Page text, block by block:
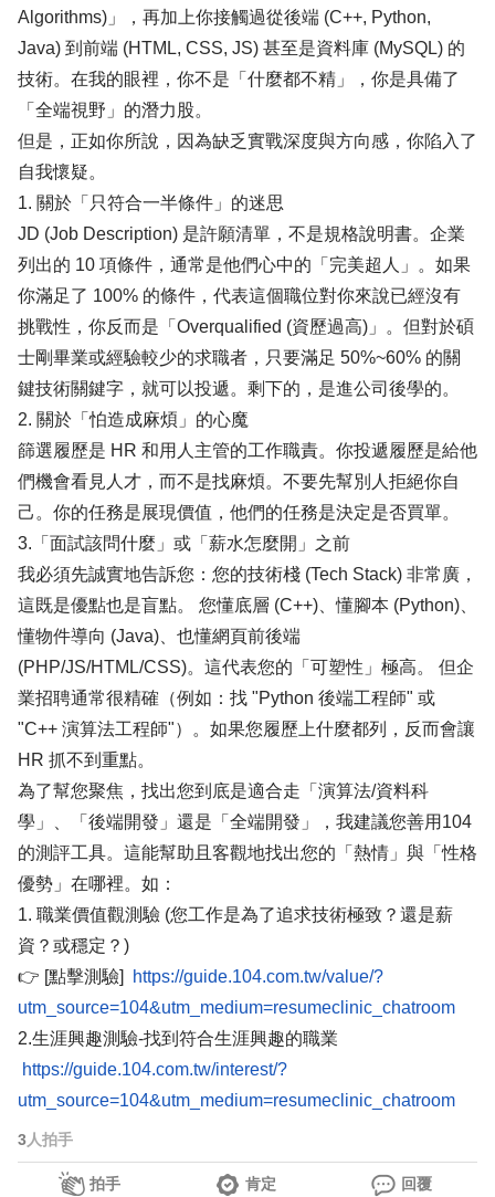
Algorithms)」，再加上你接觸過從後端 (C++, Python,
Java) 到前端 (HTML, CSS, JS) 甚至是資料庫 (MySQL) 的
技術。在我的眼裡，你不是「什麼都不精」，你是具備了
「全端視野」的潛力股。
但是，正如你所說，因為缺乏實戰深度與方向感，你陷入了
自我懷疑。
1. 關於「只符合一半條件」的迷思
JD (Job Description) 是許願清單，不是規格說明書。企業
列出的 10 項條件，通常是他們心中的「完美超人」。如果
你滿足了 100% 的條件，代表這個職位對你來說已經沒有
挑戰性，你反而是「Overqualified (資歷過高)」。但對於碩
士剛畢業或經驗較少的求職者，只要滿足 50%~60% 的關
鍵技術關鍵字，就可以投遞。剩下的，是進公司後學的。
2. 關於「怕造成麻煩」的心魔
篩選履歷是 HR 和用人主管的工作職責。你投遞履歷是給他
們機會看見人才，而不是找麻煩。不要先幫別人拒絕你自
己。你的任務是展現價值，他們的任務是決定是否買單。
3.「面試該問什麼」或「薪水怎麼開」之前
我必須先誠實地告訴您：您的技術棧 (Tech Stack) 非常廣，
這既是優點也是盲點。 您懂底層 (C++)、懂腳本 (Python)、
懂物件導向 (Java)、也懂網頁前後端
(PHP/JS/HTML/CSS)。這代表您的「可塑性」極高。 但企
業招聘通常很精確（例如：找 "Python 後端工程師" 或
"C++ 演算法工程師"）。如果您履歷上什麼都列，反而會讓
HR 抓不到重點。
為了幫您聚焦，找出您到底是適合走「演算法/資料科
學」、「後端開發」還是「全端開發」，我建議您善用104
的測評工具。這能幫助且客觀地找出您的「熱情」與「性格
優勢」在哪裡。如：
1. 職業價值觀測驗 (您工作是為了追求技術極致？還是薪
資？或穩定？)
👉 [點擊測驗]
https://guide.104.com.tw/value/?
utm_source=104&utm_medium=resumeclinic_chatroom
2.生涯興趣測驗-找到符合生涯興趣的職業
https://guide.104.com.tw/interest/?
utm_source=104&utm_medium=resumeclinic_chatroom
3人拍手
拍手 肯定 回覆